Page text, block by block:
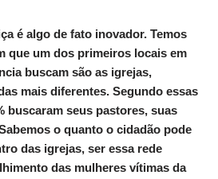
é algo de fato inovador. Temos
que um dos primeiros locais em
buscam são as igrejas,
mais diferentes. Segundo essas
buscaram seus pastores, suas
o quanto o cidadão pode
das igrejas, ser essa rede
das mulheres vítimas da